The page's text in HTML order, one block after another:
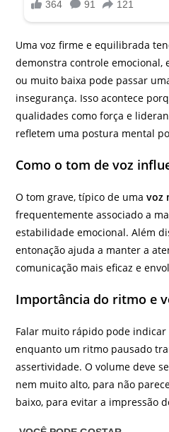
Uma voz firme e equilibrada
demonstra controle emocional,
ou muito baixa pode passar
insegurança. Isso acontece
qualidades como força e
refletem uma postura mental
Como o tom de voz
O tom grave, típico de umavoz
frequentemente associado a
estabilidade emocional. Além
entonação ajuda a manter a
comunicação mais eficaz e
Importância do ritmo e
Falar muito rápido pode
enquanto um ritmo pausado
assertividade. O volume deve
nem muito alto, para não
baixo, para evitar a impressão